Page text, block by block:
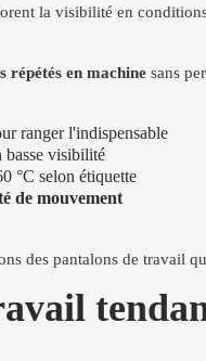
la visibilité en
répétés en machine sans
ranger l'indispensable
basse visibilité
°C selon étiquette
de mouvement
des pantalons de travail